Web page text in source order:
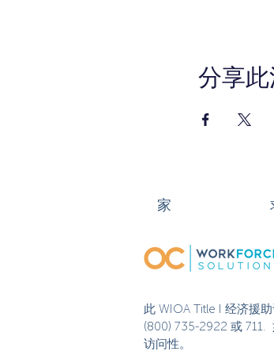
分享
家
此 WIOA Title I 经济援
(800) 735-2922 或 711.
访问性。